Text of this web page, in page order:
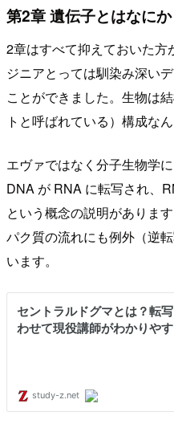
第2章 遺伝子とはなにか
2章はすべて抑えておいた方
ジニアとっては馴染み深い
ことができました。生物は
トと呼ばれている）構成な
エヴァではなく分子生物学
DNA が RNA に転写され、
という概念の説明がありま
パク質の流れにも例外（逆
います。